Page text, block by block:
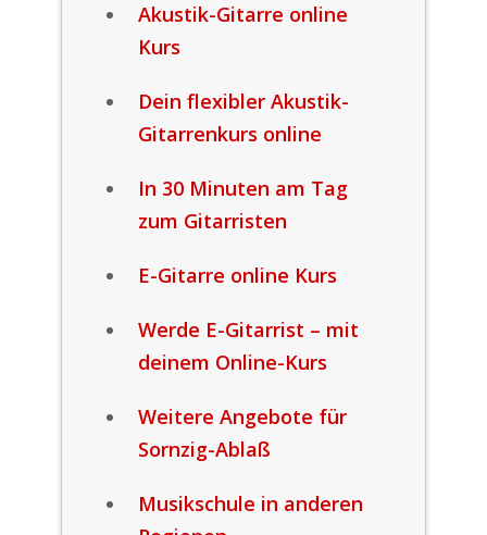
Akustik-Gitarre online
Kurs
Dein flexibler Akustik-
Gitarrenkurs online
In 30 Minuten am Tag
zum Gitarristen
E-Gitarre online Kurs
Werde E-Gitarrist – mit
deinem Online-Kurs
Weitere Angebote für
Sornzig-Ablaß
Musikschule in anderen